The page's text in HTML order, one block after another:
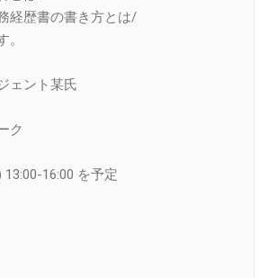
経歴書の書き方とは/
ェント某氏
ク
16:00 を予定